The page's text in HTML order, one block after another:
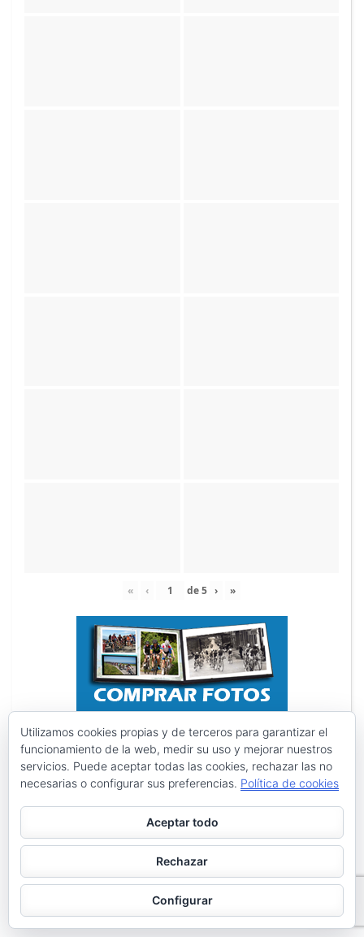
« ‹ de5 › »
Utilizamos cookies propias y de terceros para garantizar el
funcionamiento de la web, medir su uso y mejorar nuestros
servicios. Puede aceptar todas las cookies, rechazar las no
necesarias o configurar sus preferencias. Política de cookies
Aceptar todo
Rechazar
Configurar